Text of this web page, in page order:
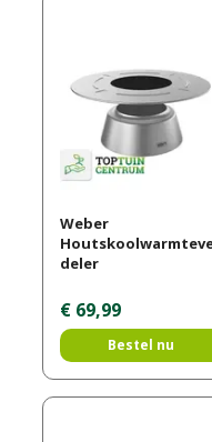
Weber
deler
€ 69,99
Bestel nu